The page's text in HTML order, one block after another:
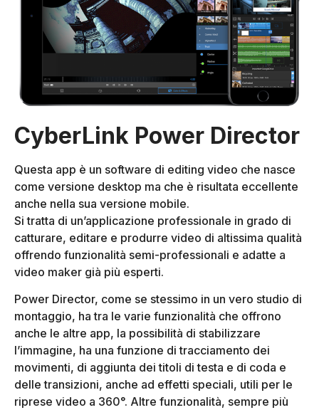
CyberLink Power Director
Questa app è un software di editing video che nasce
come versione desktop ma che è risultata eccellente
anche nella sua versione mobile.
Si tratta di un’applicazione professionale in grado di
catturare, editare e produrre video di altissima qualità
offrendo funzionalità semi-professionali e adatte a
video maker già più esperti.
Power Director, come se stessimo in un vero studio di
montaggio, ha tra le varie funzionalità che offrono
anche le altre app, la possibilità di stabilizzare
l’immagine, ha una funzione di tracciamento dei
movimenti, di aggiunta dei titoli di testa e di coda e
delle transizioni, anche ad effetti speciali, utili per le
riprese video a 360°. Altre funzionalità, sempre più